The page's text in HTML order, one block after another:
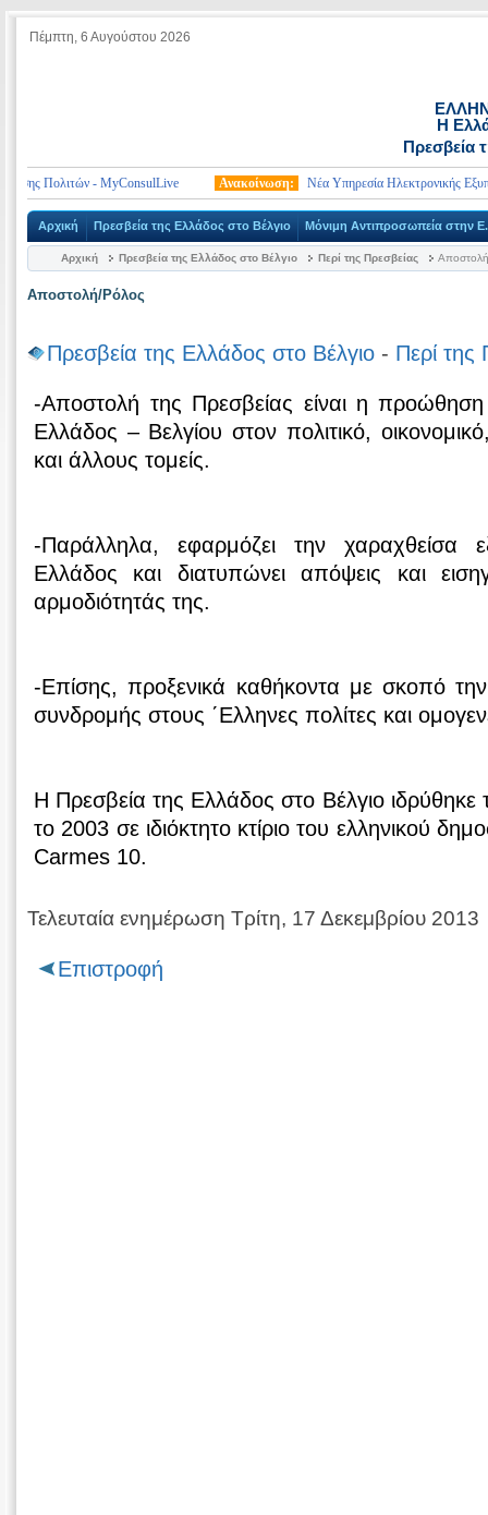
Πέμπτη, 6 Αυγούστου 2026
Η
Πρεσβεία
Πολιτών - MyConsulLive Ανακοίνωση: Νέα Υπηρεσία Ηλεκτρονικής
Αρχική Πρεσβεία της Ελλάδος στο Βέλγιο Μόνιμη Αντιπροσωπεία στην
Αρχική Πρεσβεία της Ελλάδος στο Βέλγιο Περί της Πρεσβείας
Αποστολή/Ρόλος
Πρεσβεία της Ελλάδος στο Βέλγιο - Περί της
-Αποστολή της Πρεσβείας είναι η
Ελλάδος – Βελγίου στον πολιτικό, οικονομικό,
και άλλους τομείς.
-Παράλληλα, εφαρμόζει την χαραχθείσα
Ελλάδος και διατυπώνει απόψεις και
αρμοδιότητάς της.
-Επίσης, προξενικά καθήκοντα με σκοπό
συνδρομής στους ΄Ελληνες πολίτες και
Η Πρεσβεία της Ελλάδος στο Βέλγιο ιδρύθηκε
το 2003 σε ιδιόκτητο κτίριο του ελληνικού
Carmes 10.
Τελευταία ενημέρωση Τρίτη, 17 Δεκεμβρίου 2013
Επιστροφή